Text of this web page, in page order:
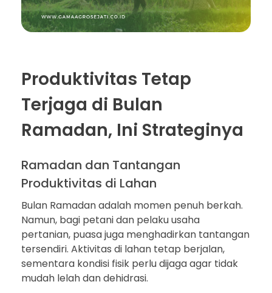
Produktivitas Tetap
Terjaga di Bulan
Ramadan, Ini Strateginya
Ramadan dan Tantangan
Produktivitas di Lahan
Bulan Ramadan adalah momen penuh berkah.
Namun, bagi petani dan pelaku usaha
pertanian, puasa juga menghadirkan tantangan
tersendiri. Aktivitas di lahan tetap berjalan,
sementara kondisi fisik perlu dijaga agar tidak
mudah lelah dan dehidrasi.